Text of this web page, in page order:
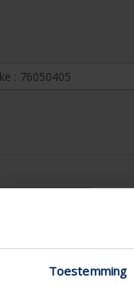
Toestemming